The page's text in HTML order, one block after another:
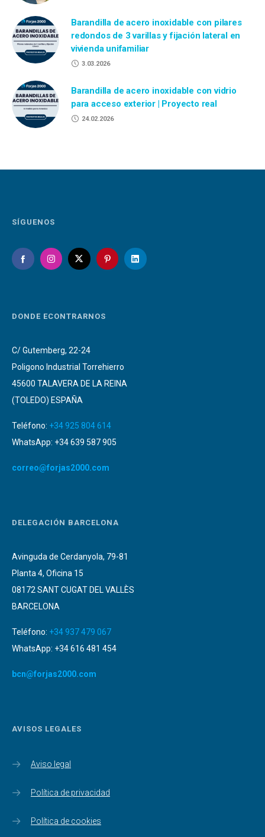
Barandilla de acero inoxidable con pilares
redondos de 3 varillas y fijación lateral en
vivienda unifamiliar
3.03.2026
Barandilla de acero inoxidable con vidrio
para acceso exterior | Proyecto real
24.02.2026
SÍGUENOS
DONDE ECONTRARNOS
C/ Gutemberg, 22-24
Poligono Industrial Torrehierro
45600 TALAVERA DE LA REINA
(TOLEDO) ESPAÑA
Teléfono: +34 925 804 614
WhatsApp: +34 639 587 905
correo@forjas2000.com
DELEGACIÓN BARCELONA
Avinguda de Cerdanyola, 79-81
Planta 4, Oficina 15
08172 SANT CUGAT DEL VALLÈS
BARCELONA
Teléfono: +34 937 479 067
WhatsApp: +34 616 481 454
bcn@forjas2000.com
AVISOS LEGALES
Aviso legal
Política de privacidad
Política de cookies